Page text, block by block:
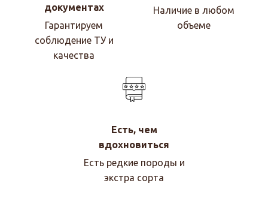
документах
Гарантируем
соблюдение ТУ и
качества
Наличие в любом
объеме
Есть, чем
вдохновиться
Есть редкие породы и
экстра сорта